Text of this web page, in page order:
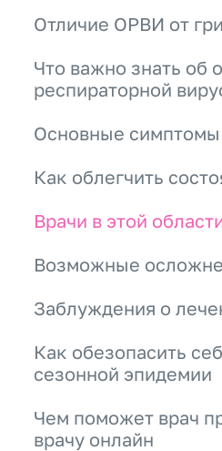
Отличие ОРВИ от
Что важно знать об
респираторной
Основные симптомы
Как облегчить
Врачи в этой
Возможные
Заблуждения о
Как обезопасить
сезонной эпидемии
Чем поможет врач
врачу онлайн